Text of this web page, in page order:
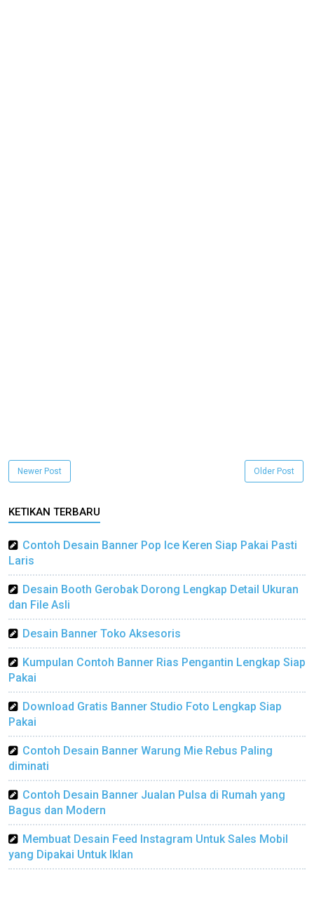
Newer Post Older Post
KETIKAN TERBARU
Contoh Desain Banner Pop Ice Keren Siap Pakai Pasti
Laris
Desain Booth Gerobak Dorong Lengkap Detail Ukuran
dan File Asli
Desain Banner Toko Aksesoris
Kumpulan Contoh Banner Rias Pengantin Lengkap Siap
Pakai
Download Gratis Banner Studio Foto Lengkap Siap
Pakai
Contoh Desain Banner Warung Mie Rebus Paling
diminati
Contoh Desain Banner Jualan Pulsa di Rumah yang
Bagus dan Modern
Membuat Desain Feed Instagram Untuk Sales Mobil
yang Dipakai Untuk Iklan